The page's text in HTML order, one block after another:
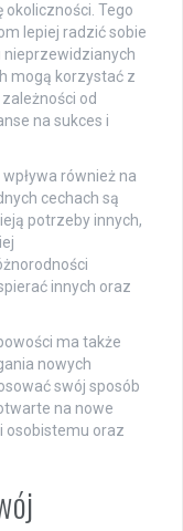
Tego
lepiej radzić sobie
mogą korzystać z
od
na sukces i
również na
cechach są
potrzeby innych,
innych oraz
ma także
nowych
swój sposób
na nowe
osobistemu oraz